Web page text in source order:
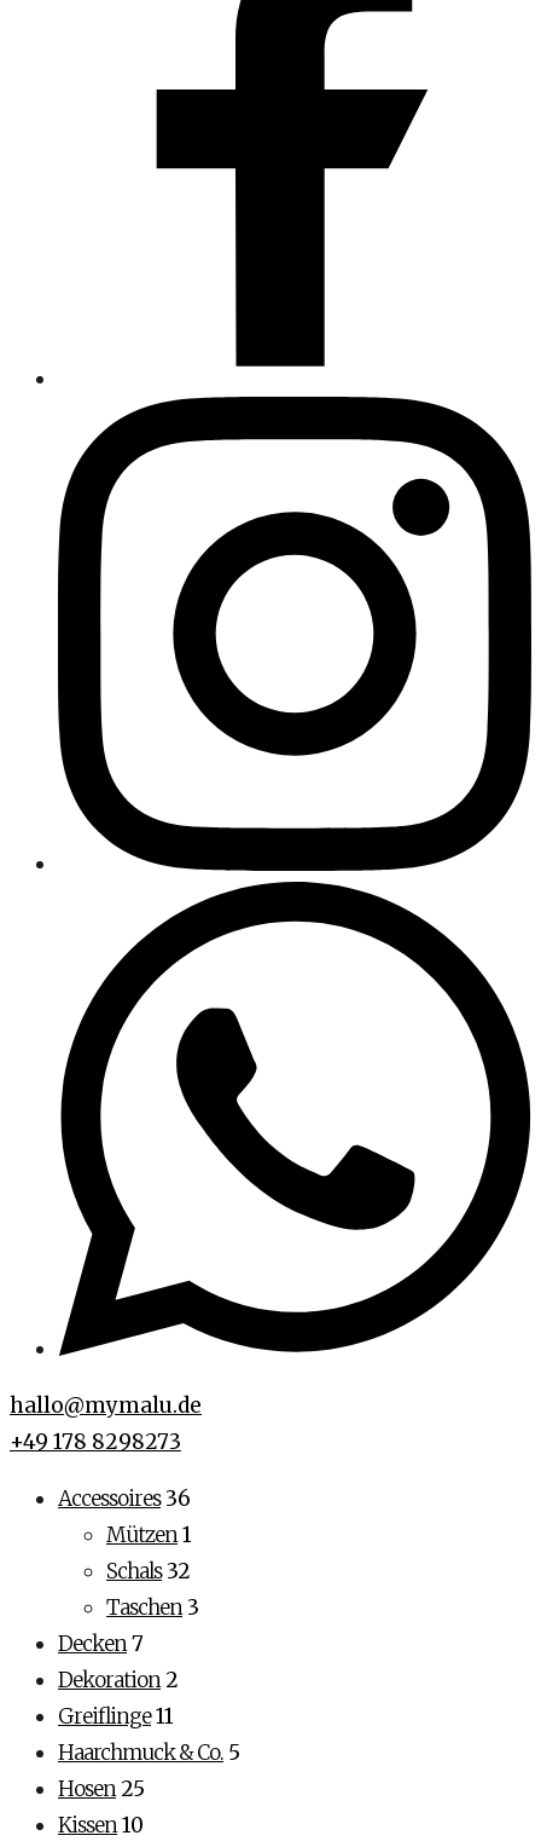
hallo@mymalu.de
+49 178 8298273
Accessoires36
Mützen1
Schals32
Taschen3
Decken7
Dekoration 2
Greiflinge11
Haarchmuck & Co. 5
Hosen 25
Kissen10